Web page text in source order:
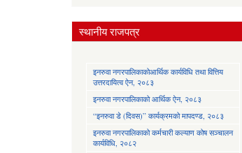
स्थानीय राजपत्र
इनरुवा नगरपालिकाकोआर्थिक कार्यविधि तथा वित्तिय
उत्तरदायित्व ऐन, २०८३
इनरुवा नगरपालिकाको आर्थिक ऐन, २०८३
“इनरुवा डे (दिवस)” कार्यक्रमको मापदण्ड, २०८३
इनरुवा नगरपालिकाको कर्मचारी कल्याण कोष सञ्चालन
कार्यविधि, २०८२